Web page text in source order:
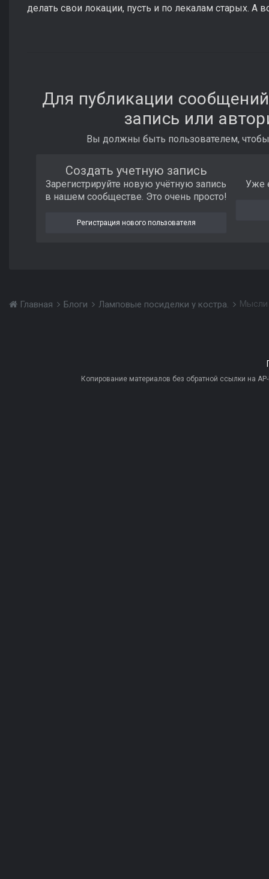
делать свои локации, пусть и по лекалам старых. А
Для публикации
запись или
Вы должны быть пользователем,
Создать учетную запись
Зарегистрируйте новую учётную запись
в нашем сообществе. Это очень просто!
Регистрация нового пользователя
Уже
Главная Блоги Ламповые посиделки у костра. Мысли
Копирование материалов без обратной ссылки на